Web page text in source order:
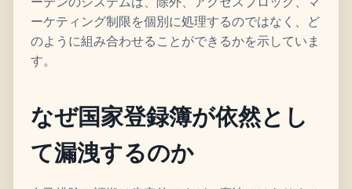
ーケティング制限を個別に処理するのではなく、ど
のように組み合わせることができるかを示していま
す。
なぜ国家登録簿が依然とし
て漏洩するのか